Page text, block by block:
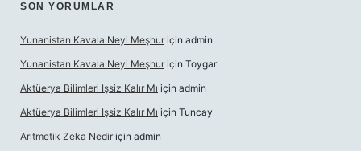
SON YORUMLAR
Yunanistan Kavala Neyi Meşhur için admin
Yunanistan Kavala Neyi Meşhur için Toygar
Aktüerya Bilimleri Işsiz Kalır Mı için admin
Aktüerya Bilimleri Işsiz Kalır Mı için Tuncay
Aritmetik Zeka Nedir için admin